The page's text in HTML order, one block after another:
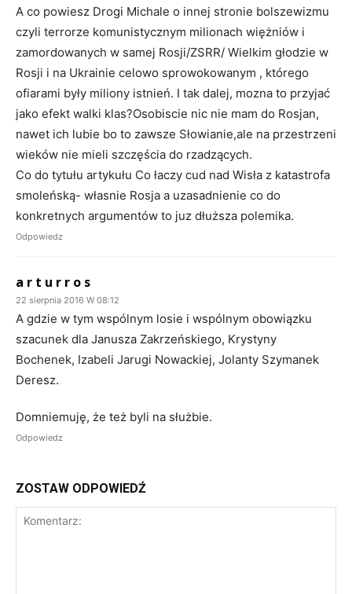
A co powiesz Drogi Michale o innej stronie bolszewizmu
czyli terrorze komunistycznym milionach więżniów i
zamordowanych w samej Rosji/ZSRR/ Wielkim głodzie w
Rosji i na Ukrainie celowo sprowokowanym , którego
ofiarami były miliony istnień. I tak dalej, mozna to przyjać
jako efekt walki klas?Osobiscie nic nie mam do Rosjan,
nawet ich lubie bo to zawsze Słowianie,ale na przestrzeni
wieków nie mieli szczęścia do rzadzących.
Co do tytułu artykułu Co łaczy cud nad Wisła z katastrofa
smoleńską- własnie Rosja a uzasadnienie co do
konkretnych argumentów to juz dłuższa polemika.
Odpowiedz
a r t u r r o s
22 sierpnia 2016 W 08:12
A gdzie w tym wspólnym losie i wspólnym obowiązku
szacunek dla Janusza Zakrzeńskiego, Krystyny
Bochenek, Izabeli Jarugi Nowackiej, Jolanty Szymanek
Deresz.
Domniemuję, że też byli na służbie.
Odpowiedz
ZOSTAW ODPOWIEDŹ